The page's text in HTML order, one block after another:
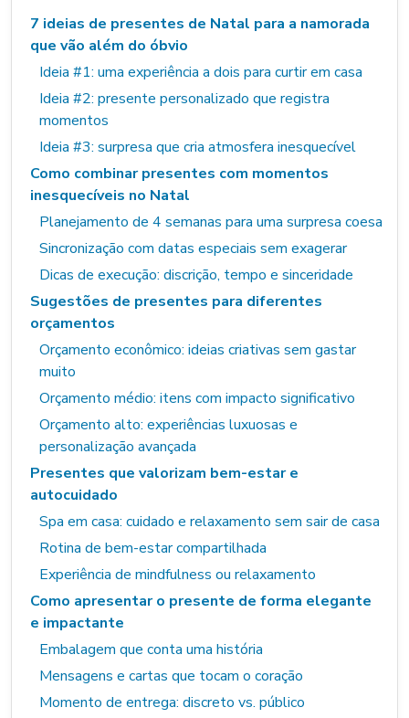
7 ideias de presentes de Natal para a namorada
que vão além do óbvio
Ideia #1: uma experiência a dois para curtir em casa
Ideia #2: presente personalizado que registra
momentos
Ideia #3: surpresa que cria atmosfera inesquecível
Como combinar presentes com momentos
inesquecíveis no Natal
Planejamento de 4 semanas para uma surpresa coesa
Sincronização com datas especiais sem exagerar
Dicas de execução: discrição, tempo e sinceridade
Sugestões de presentes para diferentes
orçamentos
Orçamento econômico: ideias criativas sem gastar
muito
Orçamento médio: itens com impacto significativo
Orçamento alto: experiências luxuosas e
personalização avançada
Presentes que valorizam bem-estar e
autocuidado
Spa em casa: cuidado e relaxamento sem sair de casa
Rotina de bem-estar compartilhada
Experiência de mindfulness ou relaxamento
Como apresentar o presente de forma elegante
e impactante
Embalagem que conta uma história
Mensagens e cartas que tocam o coração
Momento de entrega: discreto vs. público